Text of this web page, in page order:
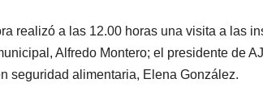
realizó a las 12.00 horas una visita a las
Alfredo Montero; el presidente de
seguridad alimentaria, Elena González.